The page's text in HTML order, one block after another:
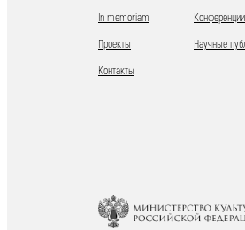
In memoriam
Проекты
Контакты
Конференции
Научные